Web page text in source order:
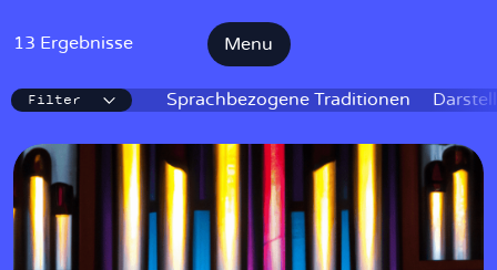
Menu
Filter Sprachbezogene Traditionen
IKE
13 Ergebnisse